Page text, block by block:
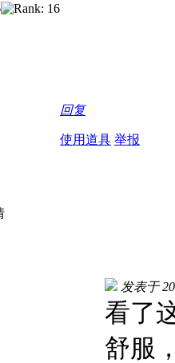
回复
使用道具 举报
发表于
看了
舒服